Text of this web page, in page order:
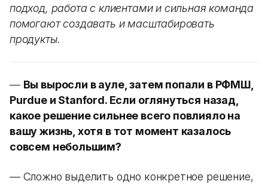
подход, работа с клиентами и сильная команда
помогают создавать и масштабировать
продукты.
— Вы выросли в ауле, затем попали в РФМШ,
Purdue и Stanford. Если оглянуться назад,
какое решение сильнее всего повлияло на
вашу жизнь, хотя в тот момент казалось
совсем небольшим?
— Сложно выделить одно конкретное решение,